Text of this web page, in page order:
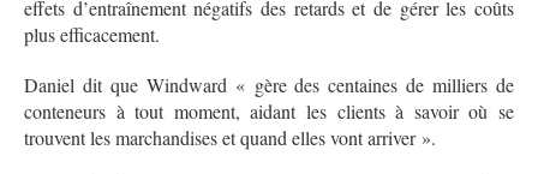
effets d’entraînement négatifs des retards et de gérer les coûts
plus efficacement.
Daniel dit que Windward « gère des centaines de milliers de
conteneurs à tout moment, aidant les clients à savoir où se
trouvent les marchandises et quand elles vont arriver ».